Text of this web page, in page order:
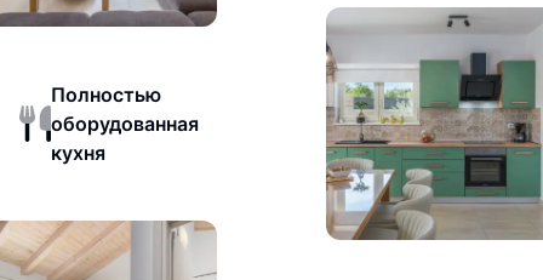
Полностью
оборудованная
кухня